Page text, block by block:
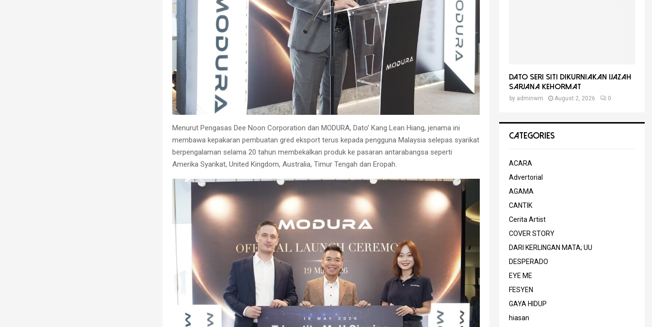
Menurut Pengasas Dee Noon Corporation dan MODURA, Dato’ Kang Lean Hiang, jenama ini
membawa kepakaran pembuatan gred eksport terus kepada pengguna Malaysia selepas syarikat
berpengalaman selama 20 tahun membekalkan produk ke pasaran antarabangsa seperti
Amerika Syarikat, United Kingdom, Australia, Timur Tengah dan Eropah.
Dato Seri Siti Dikurniakan Ijazah
Sarjana Kehormat
by adminwm August 2, 2026 0
CATEGORIES
ACARA
Advertorial
AGAMA
CANTIK
Cerita Artist
COVER STORY
DARI KERLINGAN MATA; UU
DESPERADO
EYE ME
FESYEN
GAYA HIDUP
hiasan